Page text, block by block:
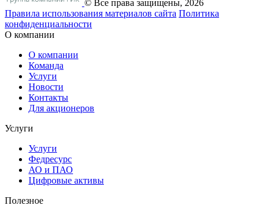
© Все права защищены, 2026
Правила использования материалов сайта Политика
конфиденциальности
О компании
О компании
Команда
Услуги
Новости
Контакты
Для акционеров
Услуги
Услуги
Федресурс
АО и ПАО
Цифровые активы
Полезное